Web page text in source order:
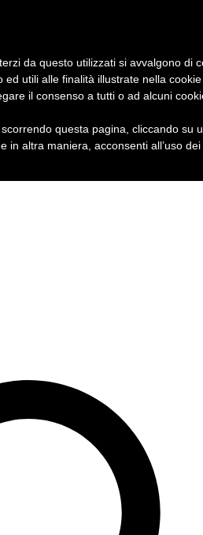
da questo utilizzati si avvalgono di
ed utili alle finalità illustrate nella
il consenso a tutti o ad alcuni
questa pagina, cliccando su
in altra maniera, acconsenti all’uso